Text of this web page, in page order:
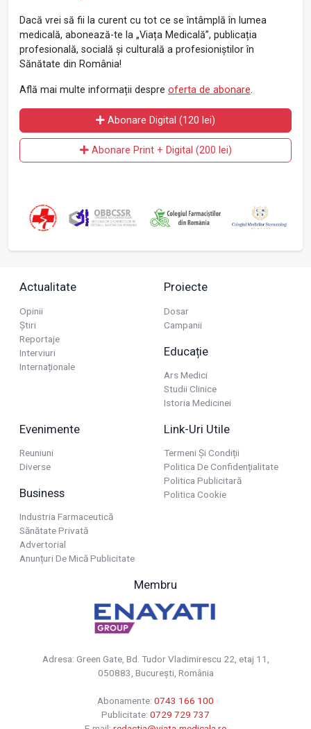
Dacă vrei să fii la curent cu tot ce se întâmplă în lumea
medicală, abonează-te la „Viața Medicală”, publicația
profesională, socială și culturală a profesioniștilor în
Sănătate din România!
Află mai multe informații despre oferta de abonare.
Abonare Digital (120 lei)
Abonare Print + Digital (200 lei)
Actualitate
Opinii
Știri
Reportaje
Interviuri
Internaționale
Proiecte
Dosar
Campanii
Educație
Ars Medici
Studii Clinice
Istoria Medicinei
Evenimente
Reuniuni
Diverse
Business
Industria Farmaceutică
Sănătate Privată
Advertorial
Anunțuri De Mică Publicitate
Link-Uri Utile
Termeni Și Condiții
Politica De Confidențialitate
Politica Publicitară
Politica Cookie
Membru
Adresa: Green Gate, Bd. Tudor Vladimirescu 22, etaj 11,
050883, Bucureşti, România
Abonamente: 0743 166 100
Publicitate: 0729 729 737